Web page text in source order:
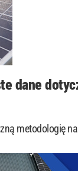
dane
metodologię